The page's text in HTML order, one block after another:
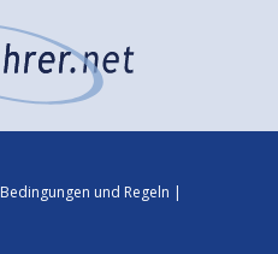
Bedingungen und Regeln |